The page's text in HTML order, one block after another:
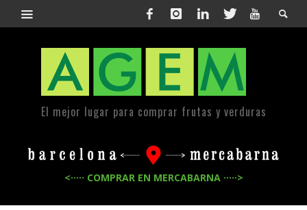
El mejor lugar para comprar frutas y verduras
<····· COMPRAR EN MERCABARNA ·····>